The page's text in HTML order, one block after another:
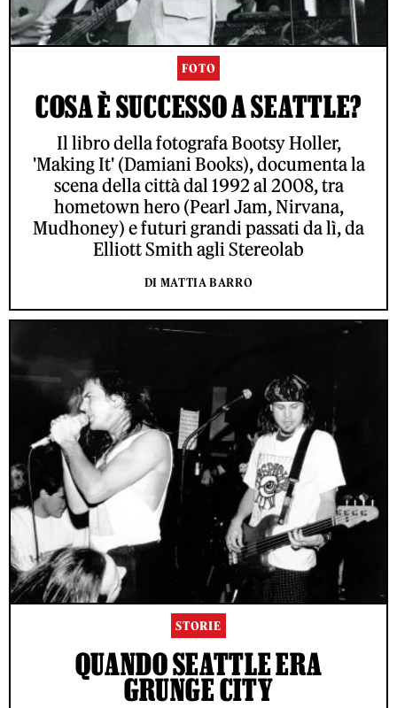
FOTO
COSA È SUCCESSO A SEATTLE?
Il libro della fotografa Bootsy Holler,
'Making It' (Damiani Books), documenta la
scena della città dal 1992 al 2008, tra
hometown hero (Pearl Jam, Nirvana,
Mudhoney) e futuri grandi passati da lì, da
Elliott Smith agli Stereolab
DI MATTIA BARRO
STORIE
QUANDO SEATTLE ERA
GRUNGE CITY